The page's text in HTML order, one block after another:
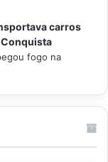
carros
fogo na